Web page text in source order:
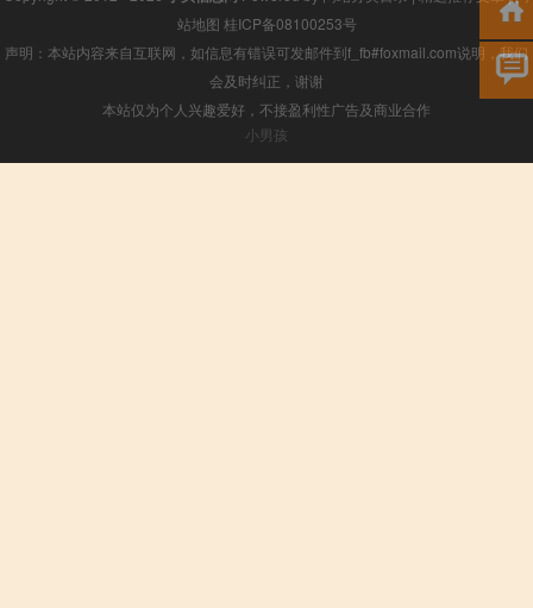
站地图 桂ICP备08100253号
声明：本站内容来自互联网，如信息有错误可发邮件到f_fb#foxmail.com说明，我们
会及时纠正，谢谢
本站仅为个人兴趣爱好，不接盈利性广告及商业合作
小男孩